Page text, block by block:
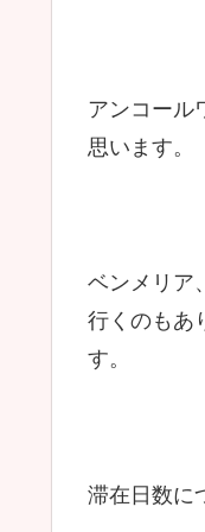
アンコール
思います。
ベンメリア
行くのもあ
す。
滞在日数に